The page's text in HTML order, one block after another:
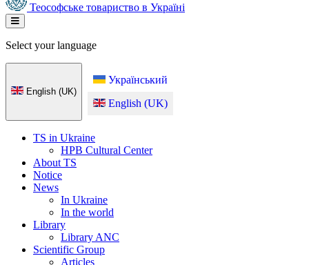
Теософське товариство в Україні
Select your language
English (UK)
Український
English (UK)
TS in Ukraine
HPB Cultural Center
About TS
Notice
News
In Ukraine
In the world
Library
Library ANC
Scientific Group
Articles